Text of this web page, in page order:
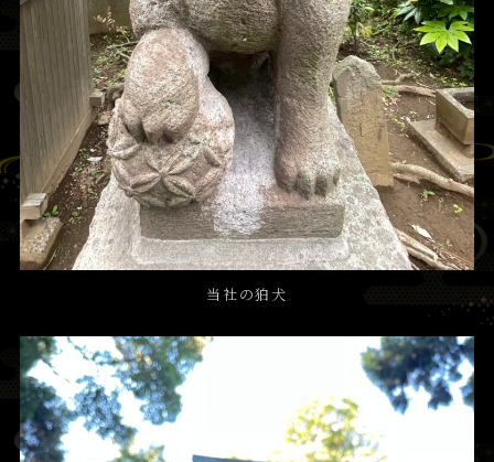
当社の狛犬